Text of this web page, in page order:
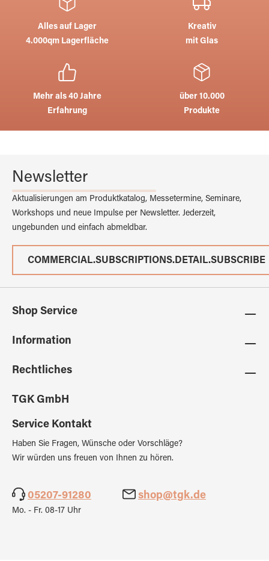
Alles auf Lager
4.000qm Lagerfläche
Kreativ
mit Glas
Mehr als 40 Jahre
Erfahrung
über 10.000
Produkte
Newsletter
Aktualisierungen am Produktkatalog, Messetermine, Seminare,
Workshops und neue Impulse per Newsletter. Jederzeit,
ungebunden und einfach abmeldbar.
COMMERCIAL.SUBSCRIPTIONS.DETAIL.SUBSCRIBE
Shop Service
Information
Rechtliches
TGK GmbH
Service Kontakt
Haben Sie Fragen, Wünsche oder Vorschläge?
Wir würden uns freuen von Ihnen zu hören.
05207-91280 shop@tgk.de
Mo. - Fr. 08-17 Uhr